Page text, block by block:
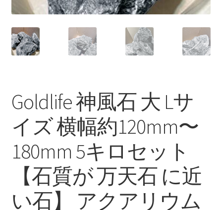
Goldlife 神風石 大 Lサ
イズ 横幅約120mm〜
180mm 5キロセット
【石質が 万天石 に近
い石】 アクアリウム